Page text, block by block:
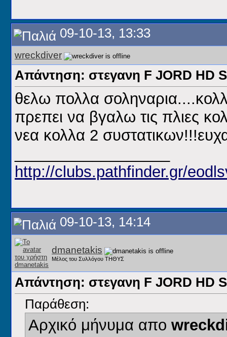
09-10-13, 13:33
wreckdiver
Απάντηση: στεγανη F JORD HD
θελω πολλα
πρεπει να βγαλω τις πλιες
νεα κολλα 2
http://clubs.pathfinder.gr/
09-10-13, 14:14
dmanetakis
Μέλος του Συλλόγου ΤΗΘΥΣ
Απάντηση: στεγανη F JORD HD
Παράθεση:
Αρχικό μήνυμα απο